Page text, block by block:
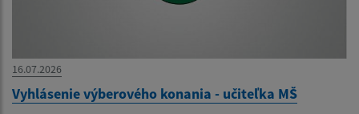
16.07.2026
Vyhlásenie výberového konania - učiteľka MŠ